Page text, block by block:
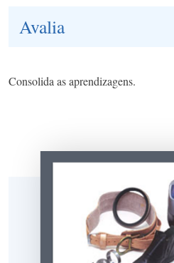
Avalia
Consolida as aprendizagens.